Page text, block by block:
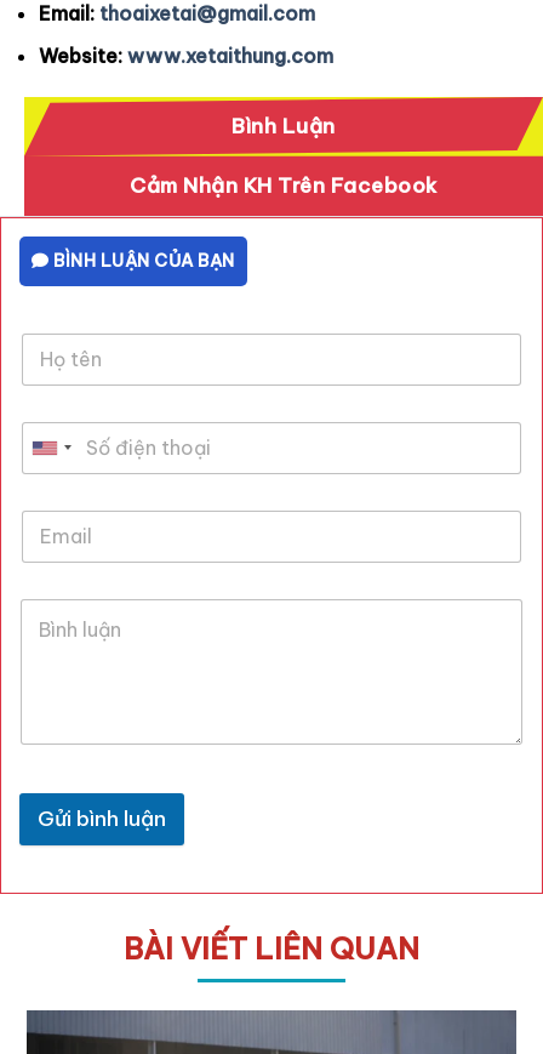
Email: thoaixetai@gmail.com
Website: www.xetaithung.com
Bình Luận
Cảm Nhận KH Trên Facebook
BÌNH LUẬN CỦA BẠN
Gửi bình luận
BÀI VIẾT LIÊN QUAN